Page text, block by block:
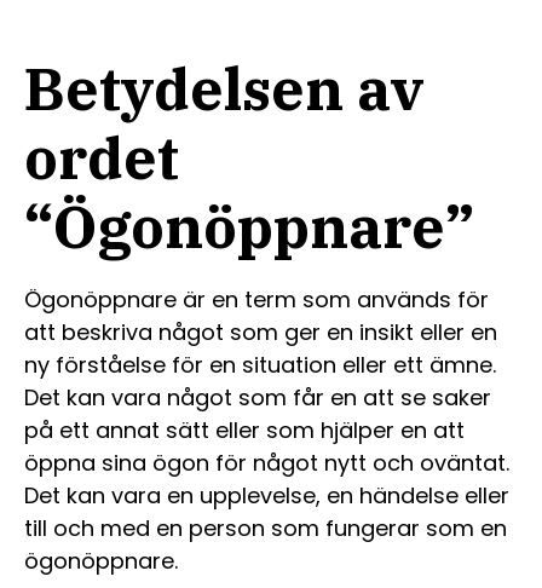
Betydelsen av
ordet
“Ögonöppnare”
Ögonöppnare är en term som används för
att beskriva något som ger en insikt eller en
ny förståelse för en situation eller ett ämne.
Det kan vara något som får en att se saker
på ett annat sätt eller som hjälper en att
öppna sina ögon för något nytt och oväntat.
Det kan vara en upplevelse, en händelse eller
till och med en person som fungerar som en
ögonöppnare.